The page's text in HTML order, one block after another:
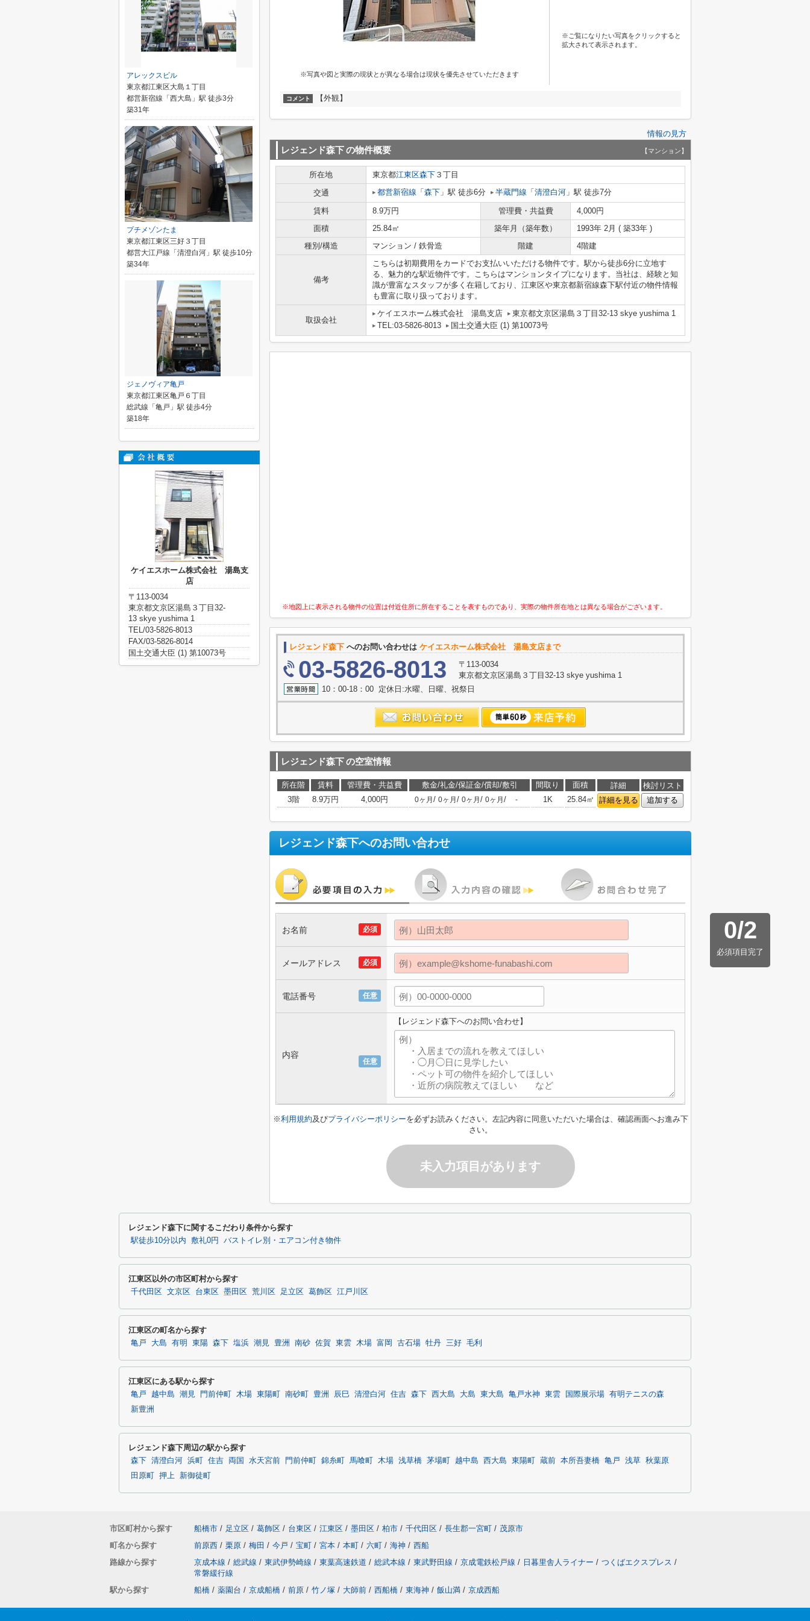
※写真や図と実際の現状とが異なる場合は現状を優先させていただきます
※ご覧になりたい写真をクリックすると
拡大されて表示されます。
コメント 【外観】
情報の見方
レジェンド森下の物件概要 【マンション】
所在地 東京都江東区森下 ３丁目
交通
都営新宿線 「 森下 」駅 徒歩6分 半蔵門線 「 清澄白河 」駅 徒歩7分
賃料 8.9万円 管理費・共益費
4,000円
面積
25.84㎡ 築年月（築年数）
1993年 2月 ( 築33年 )
種別/構造
マンション / 鉄骨造 階建 4階建
備考
こちらは初期費用をカードでお支払いいただける物件です。駅から徒歩6分に立地す
る、魅力的な駅近物件です。こちらはマンションタイプになります。当社は、経験と知
識が豊富なスタッフが多く在籍しており、江東区や東京都新宿線森下駅付近の物件情報
も豊富に取り扱っております。
取扱会社
ケイエスホーム株式会社 湯島支店
東京都文京区湯島３丁目32-13 skye yushima 1
TEL:03-5826-8013
国土交通大臣 (1) 第10073号
※地図上に表示される物件の位置は付近住所に所在することを表すものであり、実際の物件所在地とは異なる場合がございます。
レジェンド森下 へのお問い合わせは ケイエスホーム株式会社 湯島支店まで
03-5826-8013
〒113-0034
東京都文京区湯島３丁目32-13 skye yushima 1
10：00-18：00 定休日:水曜、日曜、祝祭日
レジェンド森下の空室情報
所在階 賃料 管理費・共益費 敷金/礼金/保証金/償却/敷引 間取り 面積 詳細
検討リスト
3階
8.9万円 4,000円 0ヶ月 / 0ヶ月 / 0ヶ月 / 0ヶ月 / - 1K 25.84㎡ 詳細を見る 追加する
レジェンド森下へのお問い合わせ
0/2
必須項目完了
必須
お名前
必須
メールアドレス
任意
電話番号
任意
内容
【レジェンド森下へのお問い合わせ】
※利用規約及びプライバシーポリシーを必ずお読みください。左記内容に同意いただいた場合は、確認画面へお進み下
さい。
未入力項目があります
アレックスビル
東京都江東区大島１丁目
都営新宿線「西大島」駅 徒歩3分
築31年
プチメゾンたま
東京都江東区三好３丁目
都営大江戸線「清澄白河」駅 徒歩10分
築34年
ジェノヴィア亀戸
東京都江東区亀戸６丁目
総武線「亀戸」駅 徒歩4分
築18年
ケイエスホーム株式会社 湯島支
店
〒113-0034
東京都文京区湯島３丁目32-
13 skye yushima 1
TEL/03-5826-8013
FAX/03-5826-8014
国土交通大臣 (1) 第10073号
レジェンド森下に関するこだわり条件から探す
駅徒歩10分以内 敷礼0円 バストイレ別・エアコン付き物件
江東区以外の市区町村から探す
千代田区 文京区 台東区 墨田区 荒川区 足立区 葛飾区 江戸川区
江東区の町名から探す
亀戸 大島 有明 東陽 森下 塩浜 潮見 豊洲 南砂 佐賀 東雲 木場 富岡 古石場 牡丹 三好 毛利
江東区にある駅から探す
亀戸 越中島 潮見 門前仲町 木場 東陽町 南砂町 豊洲 辰巳 清澄白河 住吉 森下 西大島 大島 東大島 亀戸水神 東雲 国際展示場 有明テニスの森
新豊洲
レジェンド森下周辺の駅から探す
森下 清澄白河 浜町 住吉 両国 水天宮前 門前仲町 錦糸町 馬喰町 木場 浅草橋 茅場町 越中島 西大島 東陽町 蔵前 本所吾妻橋 亀戸 浅草 秋葉原
田原町
押上 新御徒町
市区町村から探す 船橋市 / 足立区 / 葛飾区 / 台東区 / 江東区 / 墨田区 / 柏市 / 千代田区 / 長生郡一宮町 / 茂原市
町名から探す
前原西 / 栗原 / 梅田 / 今戸 / 宝町 / 宮本 / 本町 / 六町 / 海神 / 西船
路線から探す
京成本線 / 総武線 / 東武伊勢崎線 / 東葉高速鉄道 / 総武本線 / 東武野田線 / 京成電鉄松戸線 / 日暮里舎人ライナー / つくばエクスプレス /
常磐緩行線
駅から探す
船橋 / 薬園台 / 京成船橋 / 前原 / 竹ノ塚 / 大師前 / 西船橋 / 東海神 / 飯山満 / 京成西船